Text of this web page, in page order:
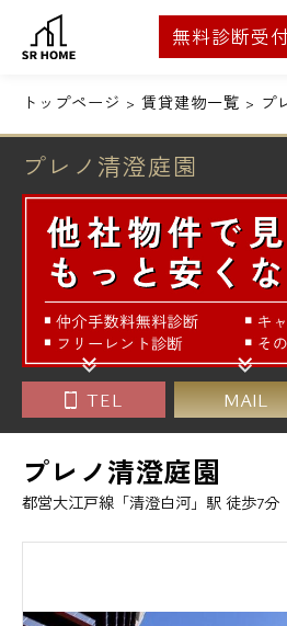
無料診断受
トップページ 賃貸建物一覧 プ
プレノ清澄庭園
TEL MAIL
プレノ清澄庭園
都営大江戸線「清澄白河」駅 徒歩7分